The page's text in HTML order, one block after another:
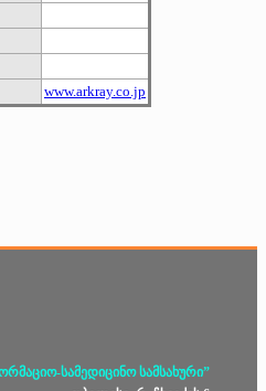
www.arkray.co.jp
სამედიცინო სამსახური”